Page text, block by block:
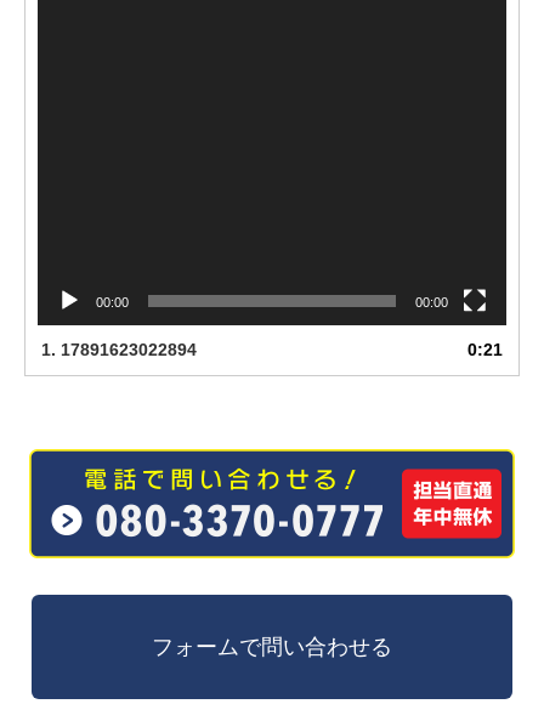
00:00 00:00
1. 17891623022894 0:21